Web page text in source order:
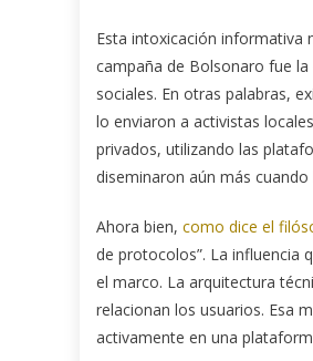
Esta intoxicación informativa
campaña de Bolsonaro fue
sociales. En otras palabras,
lo enviaron a activistas
privados, utilizando las
diseminaron aún más
Ahora bien, como dice el
de protocolos”. La influencia
el marco. La arquitectura
relacionan los usuarios. Esa
activamente en una